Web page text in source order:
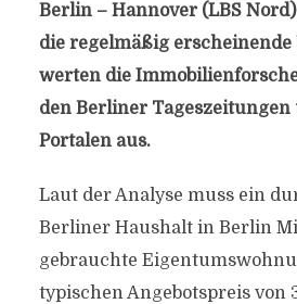
Berlin – Hannover (LBS
die regelmäßig
werten die
den Berliner
Portalen aus.
Laut der Analyse muss ein
Berliner Haushalt in Berlin
gebrauchte
typischen Angebotspreis von